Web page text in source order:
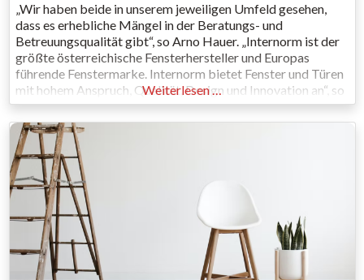
„Wir haben beide in unserem jeweiligen Umfeld gesehen,
dass es erhebliche Mängel in der Beratungs- und
Betreuungsqualität gibt“, so Arno Hauer. „Internorm ist der
größte österreichische Fensterhersteller und Europas
führende Fenstermarke. Internorm bietet Fenster und Türen
mit hohem Anspruch, Qualität, Design und Innovation an“, so
sein Partner Breimaier, „wir wollen als Fachhändler Beratung
und Betreuung optimieren.“ Dazu gehört intensive
Kundenberatung, exakte
Weiterlesen …